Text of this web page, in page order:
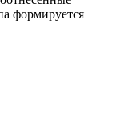
формируется